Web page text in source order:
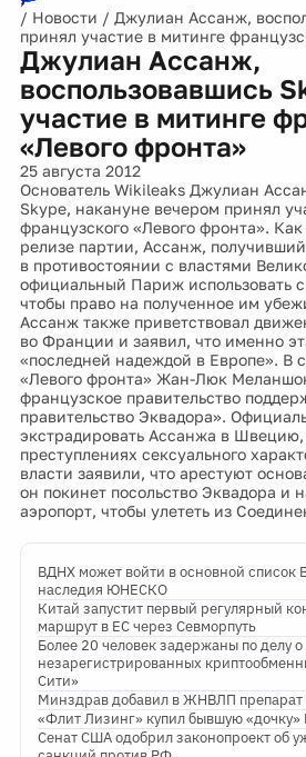
/ Новости / Джулиан Ассанж,
принял участие в митинге
Джулиан Ассанж,
воспользовавшись
участие в митинге
«Левого фронта»
25 августа 2012
Основатель Wikileaks Джулиан
Skype, накануне вечером принял
французского «Левого фронта».
релизе партии, Ассанж,
в противостоянии с властями
официальный Париж использовать
чтобы право на полученное им
Ассанж также приветствовал
во Франции и заявил, что именно
«последней надеждой в Европе». В
«Левого фронта» Жан-Люк
французское правительство
правительство Эквадора».
экстрадировать Ассанжа в Швецию,
преступлениях сексуального
власти заявили, что арестуют
он покинет посольство Эквадора и
аэропорт, чтобы улететь из
ВДНХ может войти в основной список
наследия ЮНЕСКО
Китай запустит первый регулярный
маршрут в ЕС через Севморпуть
Более 20 человек задержаны по делу о
незарегистрированных
Сити»
Минздрав добавил в ЖНВЛП препарат
«Флит Лизинг» купил бывшую «дочку»
Сенат США одобрил законопроект об